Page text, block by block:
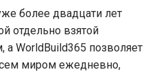
более двадцати лет
отдельно взятой
WorldBuild365 позволяет
миром ежедневно,